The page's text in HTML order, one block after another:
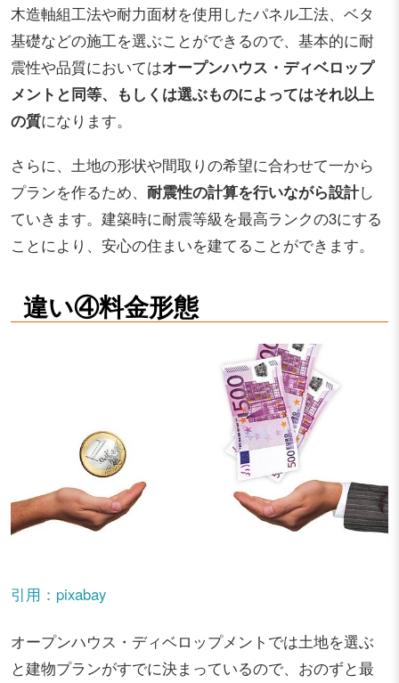
木造軸組工法や耐力面材を使用したパネル工法、ベタ
基礎などの施工を選ぶことができるので、基本的に耐
震性や品質においてはオープンハウス・ディベロップ
メントと同等、もしくは選ぶものによってはそれ以上
の質になります。
さらに、土地の形状や間取りの希望に合わせて一から
プランを作るため、 耐震性の計算を行いながら設計し
ていきます。建築時に耐震等級を最高ランクの3にする
ことにより、安心の住まいを建てることができます。
違い④料金形態
引用：pixabay
オープンハウス・ディベロップメントでは土地を選ぶ
と建物プランがすでに決まっているので、おのずと最